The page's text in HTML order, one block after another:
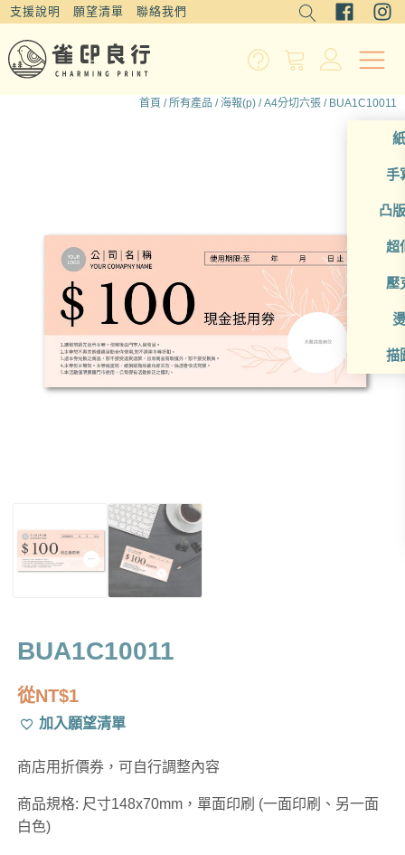
支援說明 願望清單 聯絡我們
手
凸
超
壓
描
首頁 /所有產品 /海報(p) /A4分切六張 / BUA1C10011
BUA1C10011
從NT$1
加入願望清單
商店用折價券，可自行調整內容
商品規格: 尺寸148x70mm，單面印刷 (一面印刷、另一面
白色)